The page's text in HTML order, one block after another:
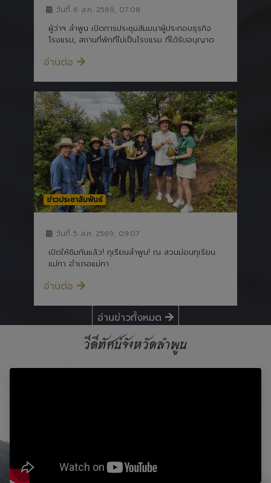
ผู้ว่าฯ ลำพูน เปิดการประชุมสัมมนาผู้ประกอบธุรกิจ
โรงแรม, สถานที่พักที่ไม่เป็นโรงแรม ที่ได้รับอนุญาต
อ่านต่อ
ข่าวประชาสัมพันธ์
เปิดให้ชิมกันแล้ว! ทุเรียนลำพูน! ณ สวนม่อนทุเรียน
แม่ทา อำเภอแม่ทา
อ่านข่าวทั้งหมด
วีดีทัศน์จังหวัดลำพูน